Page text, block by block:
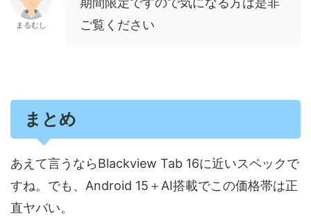
まるむし
ご覧ください
まとめ
あえて言うならBlackview Tab 16に近いスペックで
すね。​でも、Android 15＋AI搭載でこの価格帯は正
直ヤバい。​